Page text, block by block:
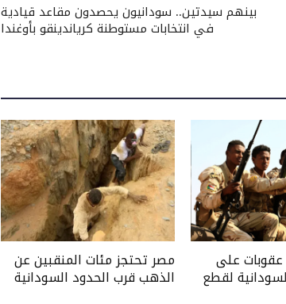
بينهم سيدتين.. سودانيون يحصدون مقاعد قيادية
في انتخابات مستوطنة كرياندينقو بأوغندا
عقوبات على
لقطع
مصر تحتجز مئات المنقبين عن
الذهب قرب الحدود السودانية